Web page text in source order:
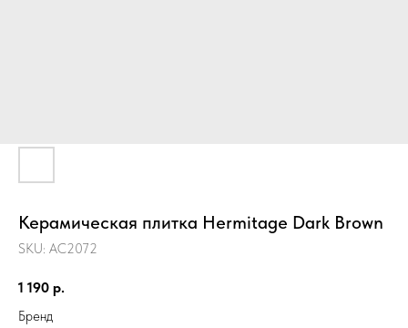
Керамическая плитка Hermitage Dark Brown
SKU: AC2072
1 190 р.
Бренд